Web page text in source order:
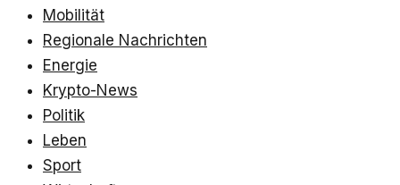
Mobilität
Regionale Nachrichten
Energie
Krypto-News
Politik
Leben
Sport